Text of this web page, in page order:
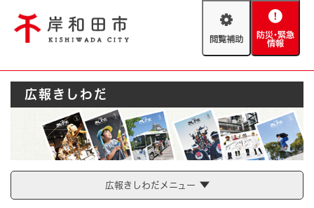
閲
助
防
緊
情
報
Foreign language
やさしい日本語
防災・緊急情報
ハザードマップ AED設置箇所
とじる
広報きしわだ
広報きしわだメニュー